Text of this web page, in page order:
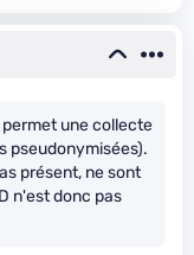
permet une collecte
pseudonymisées).
présent, ne sont
n'est donc pas